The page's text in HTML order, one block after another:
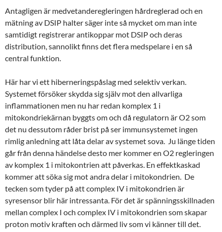
Antagligen är medvetanderegleringen hårdreglerad och en
mätning av DSIP halter säger inte så mycket om man inte
samtidigt registrerar antikoppar mot DSIP och deras
distribution, sannolikt finns det flera medspelare i en så
central funktion.
Här har vi ett hiberneringspåslag med selektiv verkan.
Systemet försöker skydda sig själv mot den allvarliga
inflammationen men nu har redan komplex 1 i
mitokondriekärnan byggts om och då regulatorn är O2 som
det nu dessutom råder brist på ser immunsystemet ingen
rimlig anledning att låta delar av systemet sova. Ju länge tiden
går från denna händelse desto mer kommer en O2 regleringen
av komplex 1 i mitokontrien att påverkas. En effektkaskad
kommer att söka sig mot andra delar i mitokondrien. De
tecken som tyder på att complex IV i mitokondrien är
syresensor blir här intressanta. För det är spänningsskillnaden
mellan complex I och complex IV i mitokondrien som skapar
proton motiv kraften och därmed liv som vi känner till det.